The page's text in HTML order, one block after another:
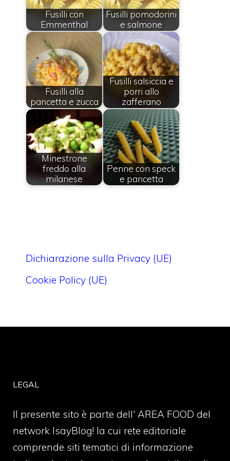
Fusilli con
Emmenthal
Fusilli pomodorini
e salmone
Fusilli alla
pancetta e zucca
Fusilli salsiccia e
porri allo
zafferano
Minestrone
freddo alla
milanese
Penne con speck
e pancetta
Dichiarazione sulla Privacy (UE)
Cookie Policy (UE)
LEGAL
Il presente sito è parte dell' AREA FOOD del
network IsayBlog! la cui rete editoriale
comprende siti tematici di informazione